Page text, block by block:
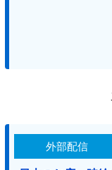
外部配信